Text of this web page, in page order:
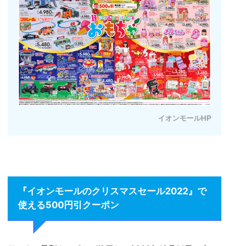
イオンモールHP
『イオンモールのクリスマスセール2022』で
使える500円引クーポン